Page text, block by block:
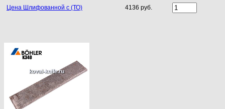
Цена Шлифованной с (ТО) 4136 руб.